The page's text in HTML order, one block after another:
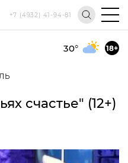
+7 (4932) 41-94-81
30° 18+
счастье" (12+)